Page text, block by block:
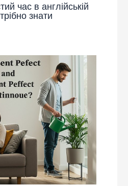
час в англійській
знати